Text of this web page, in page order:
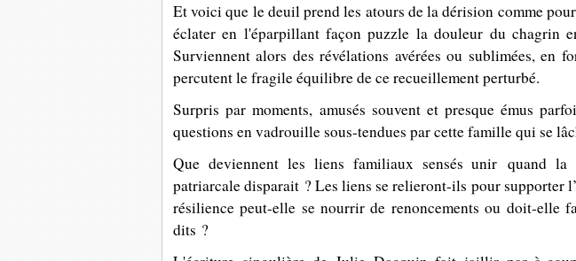
Et voici que le deuil prend les atours de la dérision comme
éclater en l'éparpillant façon puzzle la douleur du chagrin
Surviennent alors des révélations avérées ou sublimées, en
percutent le fragile équilibre de ce recueillement perturbé.
Surpris par moments, amusés souvent et presque émus
questions en vadrouille sous-tendues par cette famille qui se
Que deviennent les liens familiaux sensés unir quand la
patriarcale disparait ? Les liens se relieront-ils pour supporter
résilience peut-elle se nourrir de renoncements ou doit-elle
dits ?